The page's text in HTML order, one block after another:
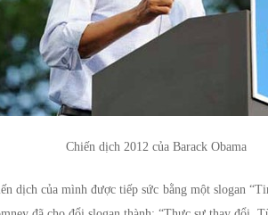
Chiến dịch 2012 của Barack Obama
dịch của mình được tiếp sức bằng một slogan